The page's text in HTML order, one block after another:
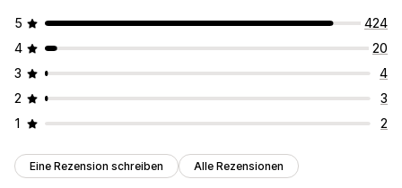
5
424
4
20
3
4
2
3
1
2
Eine Rezension schreiben Alle Rezensionen